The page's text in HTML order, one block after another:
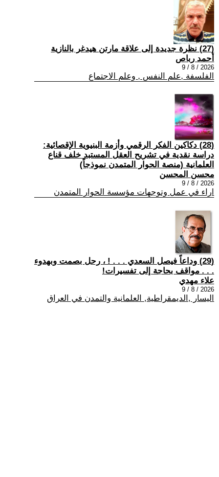
(27) نظرة جديدة إلى علاقة مارتن هيدغر بالنازية
أحمد رباص
2026 / 8 / 9
الفلسفة ,علم النفس , وعلم الاجتماع
(28) دكاكين الفكر الرقمي وأزمة البنيوية الإقصائية:
دراسة نقدية في تشريح العقل المستبد خلف قناع
العلمانية (منصة الحوار المتمدن نموذجاً)
محسن المحسن
2026 / 8 / 9
اراء في عمل وتوجهات مؤسسة الحوار المتمدن
(29) وداعاً فيصل السعدي . . . ! ، رحل بصمت وبهدوء
. . . مواقف بحاجة إلى تفسيرات!
علاء مهدي
2026 / 8 / 9
اليسار ,الديمقراطية, العلمانية والتمدن في العراق